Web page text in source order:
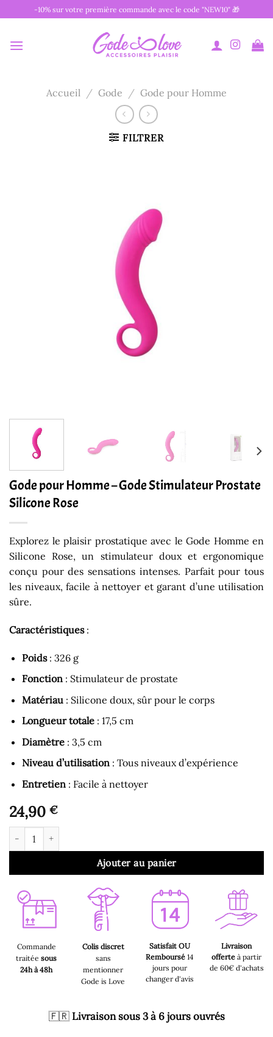
au
-10% sur votre première commande avec le code "NEW10" 🎁
Accueil / Gode / Gode pour Homme
FILTRER
Gode pour Homme – Gode Stimulateur Prostate ​​
Silicone Rose
Explorez le plaisir prostatique avec le Gode Homme en
Silicone Rose, un stimulateur doux et ergonomique
conçu pour des sensations intenses. Parfait pour tous
les niveaux, facile à nettoyer et garant d’une utilisation
sûre.
Caractéristiques:
Poids: 326 g
Fonction: Stimulateur de prostate
Matériau: Silicone doux, sûr pour le corps
Longueur totale: 17,5 cm
Diamètre: 3,5 cm
Niveau d’utilisation: Tous niveaux d’expérience
Entretien: Facile à nettoyer
24,90 €
quantité de Gode pour Homme - Gode Stimulateur Prostate
Ajouter au panier
Commande
traitée sous
24h à 48h
Colis discret
sans
mentionner
Gode is Love
Satisfait OU
Remboursé14
jours pour
changer d'avis
Livraison
offerte à partir
de 60€ d'achats
🇫🇷 Livraison sous 3 à 6 jours ouvrés